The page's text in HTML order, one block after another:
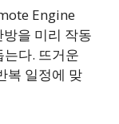
Engine
방을 미리 작동
다. 뜨거운
복 일정에 맞